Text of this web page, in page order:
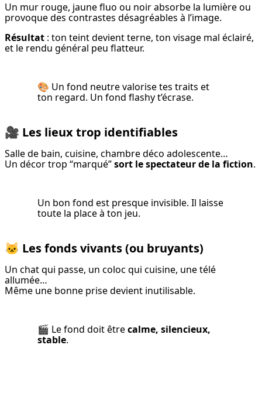
Un mur rouge, jaune fluo ou noir absorbe la lumière ou
provoque des contrastes désagréables à l’image.
Résultat : ton teint devient terne, ton visage mal éclairé,
et le rendu général peu flatteur.
🎨 Un fond neutre valorise tes traits et
ton regard. Un fond flashy t’écrase.
🎥 Les lieux trop identifiables
Salle de bain, cuisine, chambre déco adolescente…
Un décor trop “marqué” sort le spectateur de la fiction.
Un bon fond est presque invisible. Il laisse
toute la place à ton jeu.
🐱 Les fonds vivants(ou bruyants)
Un chat qui passe, un coloc qui cuisine, une télé
allumée…
Même une bonne prise devient inutilisable.
🎬 Le fond doit être calme, silencieux,
stable.